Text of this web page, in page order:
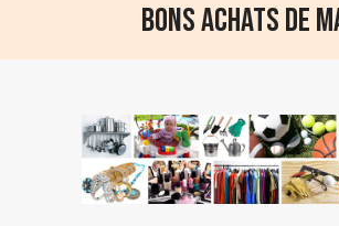
bons achats de